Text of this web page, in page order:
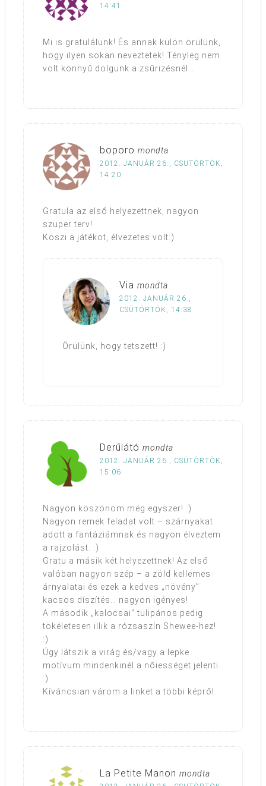
14:41
Mi is gratulálunk! És annak külön örülünk,
hogy ilyen sokan neveztetek! Tényleg nem
volt könnyű dolgunk a zsűrizésnél…
boporo mondta
2012. JANUÁR 26., CSÜTÖRTÖK,
14:20
Gratula az első helyezettnek, nagyon
szuper terv!
Köszi a játékot, élvezetes volt:)
Via mondta
2012. JANUÁR 26.,
CSÜTÖRTÖK, 14:38
Örülünk, hogy tetszett! :)
Derűlátó mondta
2012. JANUÁR 26., CSÜTÖRTÖK,
15:06
Nagyon köszönöm még egyszer! :)
Nagyon remek feladat volt – szárnyakat
adott a fantáziámnak és nagyon élveztem
a rajzolást. :)
Gratu a másik két helyezettnek! Az első
valóban nagyon szép – a zöld kellemes
árnyalatai és ezek a kedves „növény”
kacsos díszítés… nagyon igényes!
A második „kalocsai” tulipános pedig
tökéletesen illik a rózsaszín Shewee-hez!
:)
Úgy látszik a virág és/vagy a lepke
motívum mindenkinél a nőiességet jelenti.
:)
Kíváncsian várom a linket a többi képről.
La Petite Manon mondta